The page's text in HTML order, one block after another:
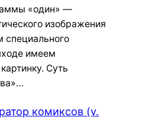
«один» —
изображения
специального
имеем
Суть
комиксов (v.